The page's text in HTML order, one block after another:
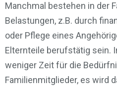
Manchmal bestehen in der
Belastungen, z.B. durch
oder Pflege eines
Elternteile berufstätig sein.
weniger Zeit für die
Familienmitglieder, es wird